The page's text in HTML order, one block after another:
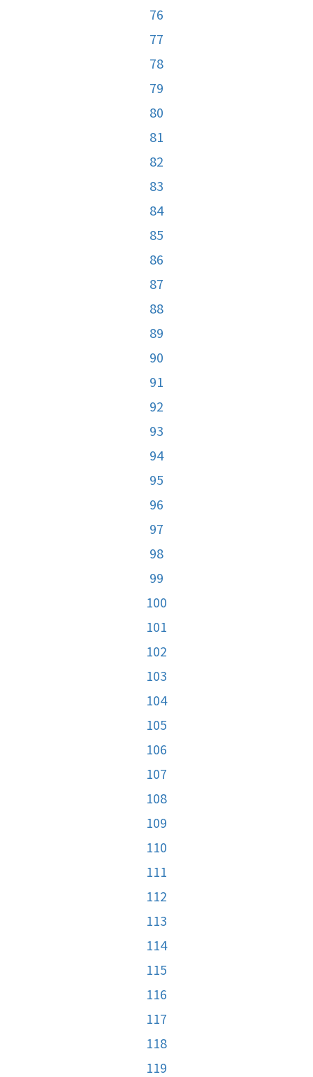
76
77
78
79
80
81
82
83
84
85
86
87
88
89
90
91
92
93
94
95
96
97
98
99
100
101
102
103
104
105
106
107
108
109
110
111
112
113
114
115
116
117
118
119